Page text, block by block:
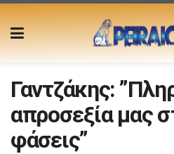
Γαντζάκης:
απροσεξία μας
φάσεις”